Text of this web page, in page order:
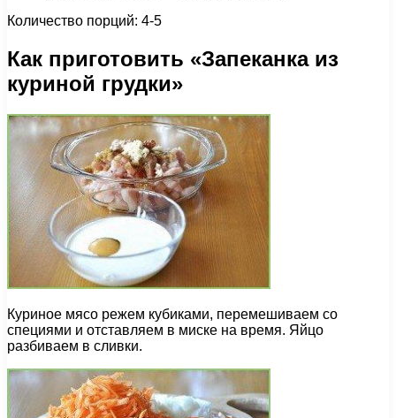
Количество порций: 4-5
Как приготовить «Запеканка из
куриной грудки»
Куриное мясо режем кубиками, перемешиваем со
специями и отставляем в миске на время. Яйцо
разбиваем в сливки.